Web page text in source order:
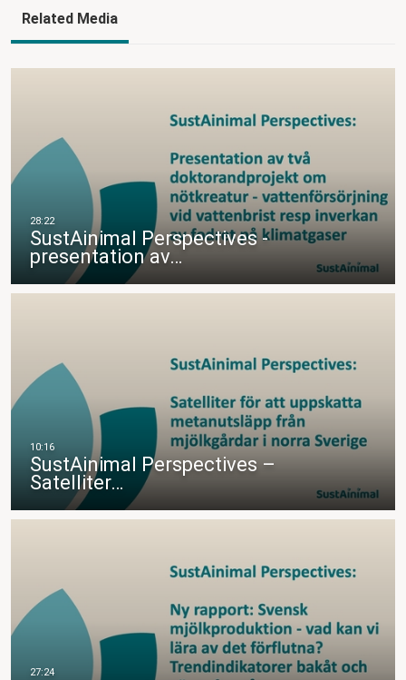
Related Media
SustAinimal Perspectives -
presentation av…
SustAinimal Perspectives –
Satelliter…